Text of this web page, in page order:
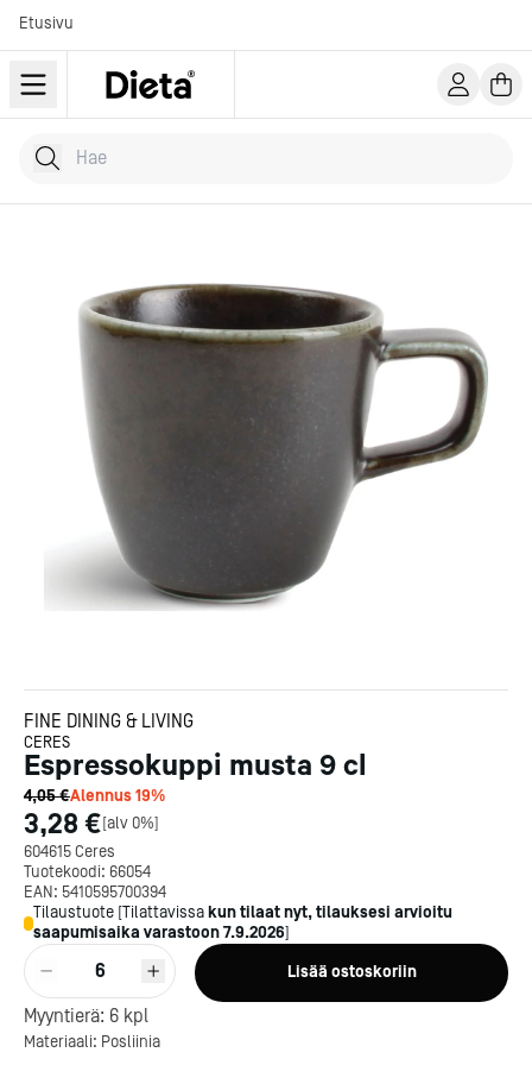
Etusivu
Hae tuotteita
Kirjoita hakusana...
FINE DINING & LIVING
CERES
Espressokuppi musta 9 cl
4,05 €Alennus19%
3,28 €[alv 0%]
604615 Ceres
Tuotekoodi: 66054
EAN: 5410595700394
Tilaustuote [Tilattavissa kun tilaat nyt, tilauksesi arvioitu
saapumisaika varastoon7.9.2026]
6 Lisää ostoskoriin
Myyntierä: 6 kpl
Materiaali: Posliinia
Kotipizza on vuonna 1987
perustettu yritys, jolla on yli
300 ravintolaa eri puolella
Suomea. Dieta on tehnyt